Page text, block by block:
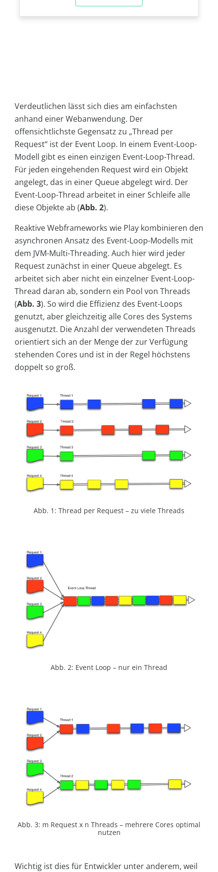
Verdeutlichen lässt sich dies am einfachsten
anhand einer Webanwendung. Der
offensichtlichste Gegensatz zu „Thread per
Request“ ist der Event Loop. In einem Event-Loop-
Modell gibt es einen einzigen Event-Loop-Thread.
Für jeden eingehenden Request wird ein Objekt
angelegt, das in einer Queue abgelegt wird. Der
Event-Loop-Thread arbeitet in einer Schleife alle
diese Objekte ab (Abb. 2).
Reaktive Webframeworks wie Play kombinieren den
asynchronen Ansatz des Event-Loop-Modells mit
dem JVM-Multi-Threading. Auch hier wird jeder
Request zunächst in einer Queue abgelegt. Es
arbeitet sich aber nicht ein einzelner Event-Loop-
Thread daran ab, sondern ein Pool von Threads
(Abb. 3). So wird die Effizienz des Event-Loops
genutzt, aber gleichzeitig alle Cores des Systems
ausgenutzt. Die Anzahl der verwendeten Threads
orientiert sich an der Menge der zur Verfügung
stehenden Cores und ist in der Regel höchstens
doppelt so groß.
Abb. 1: Thread per Request – zu viele Threads
Abb. 2: Event Loop – nur ein Thread
Abb. 3: m Request x n Threads – mehrere Cores optimal
nutzen
Wichtig ist dies für Entwickler unter anderem, weil